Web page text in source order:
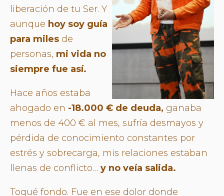
liberación de tu Ser. Y
aunque hoy soy guía
para miles de
personas, mi vida no
siempre fue así.
Hace años estaba
ahogado en -18.000 € de deuda, ganaba
menos de 400 € al mes, sufría desmayos y
pérdida de conocimiento constantes por
estrés y sobrecarga, mis relaciones estaban
llenas de conflicto… y no veía salida.
Toqué fondo. Fue en ese dolor donde